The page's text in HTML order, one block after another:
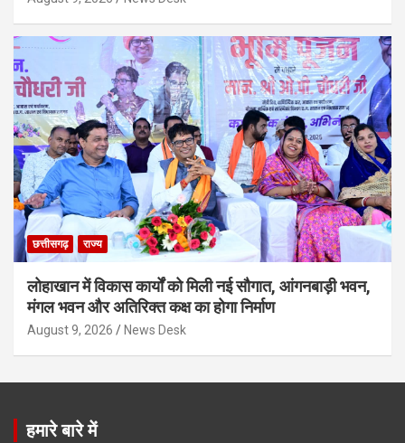
छत्तीसगढ़ राज्य
लोहाखान में विकास कार्यों को मिली नई सौगात, आंगनबाड़ी भवन,
मंगल भवन और अतिरिक्त कक्ष का होगा निर्माण
August 9, 2026 News Desk
हमारे बारे में